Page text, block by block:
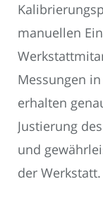
manuellen
Messungen
erhalten
Justierung
und
der Werkstatt.